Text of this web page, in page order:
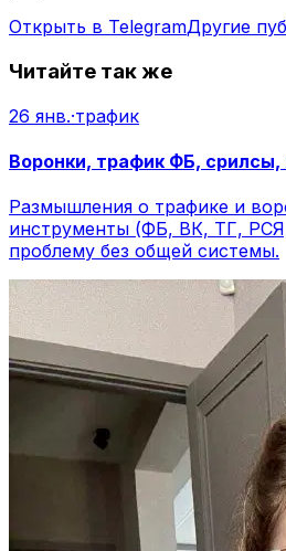
Открыть в TelegramДругие
Читайте так же
26 янв.·трафик
Воронки, трафик ФБ,
Размышления о трафике и
инструменты (ФБ, ВК, ТГ,
проблему без общей системы.